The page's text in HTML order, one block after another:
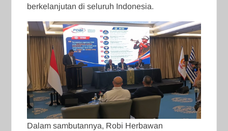
berkelanjutan di seluruh Indonesia.
Dalam sambutannya, Robi Herbawan